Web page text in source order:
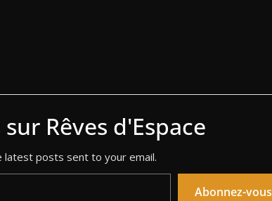
Rêves d'Espace
latest posts sent to your email.
Abonnez-vous